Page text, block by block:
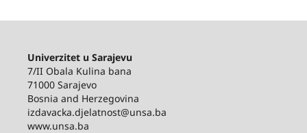
Univerzitet u Sarajevu
7/II Obala Kulina bana
71000 Sarajevo
Bosnia and Herzegovina
izdavacka.djelatnost@unsa.ba
www.unsa.ba